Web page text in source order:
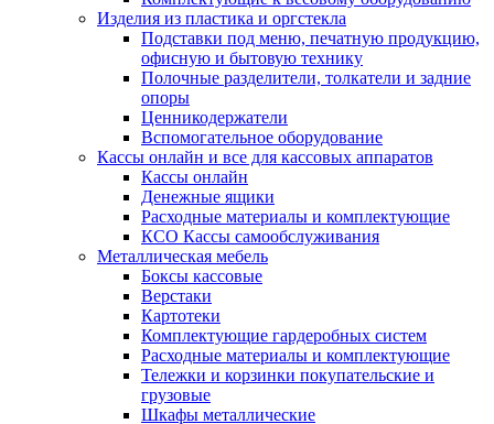
Изделия из пластика и оргстекла
Подставки под меню, печатную продукцию,
офисную и бытовую технику
Полочные разделители, толкатели и задние
опоры
Ценникодержатели
Вспомогательное оборудование
Кассы онлайн и все для кассовых аппаратов
Кассы онлайн
Денежные ящики
Расходные материалы и комплектующие
КСО Кассы самообслуживания
Металлическая мебель
Боксы кассовые
Верстаки
Картотеки
Комплектующие гардеробных систем
Расходные материалы и комплектующие
Тележки и корзинки покупательские и
грузовые
Шкафы металлические